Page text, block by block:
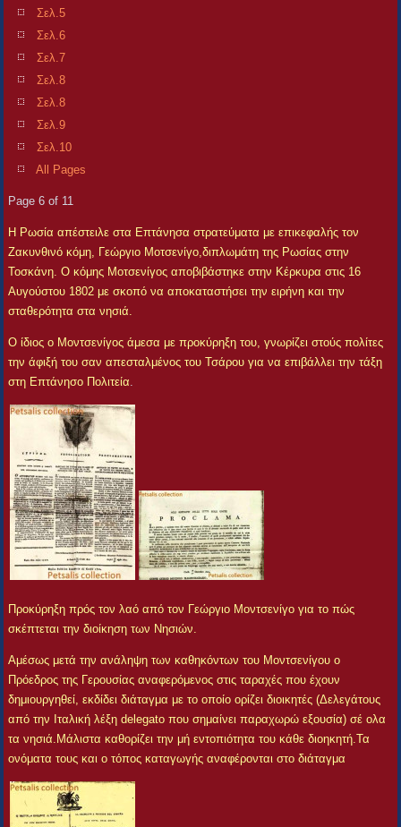
Σελ.5
Σελ.6
Σελ.7
Σελ.8
Σελ.8
Σελ.9
Σελ.10
All Pages
Page 6 of 11
Η Ρωσία απέστειλε στα Επτάνησα στρατεύματα με επικεφαλής τον
Ζακυνθινό κόμη, Γεώργιο Μοτσενίγο,διπλωμάτη της Ρωσίας στην
Τοσκάνη. Ο κόμης Μοτσενίγος αποβιβάστηκε στην Κέρκυρα στις 16
Αυγούστου 1802 με σκοπό να αποκαταστήσει την ειρήνη και την
σταθερότητα στα νησιά.
Ο ίδιος ο Μοντσενίγος άμεσα με προκύρηξη του, γνωρίζει στούς πολίτες
την άφιξή του σαν απεσταλμένος του Τσάρου για να επιβάλλει την τάξη
στη Επτάνησο Πολιτεία.
Προκύρηξη πρός τον λαό από τον Γεώργιο Μοντσενίγο για το πώς
σκέπτεται την διοίκηση των Νησιών.
Αμέσως μετά την ανάληψη των καθηκόντων του Μοντσενίγου ο
Πρόεδρος της Γερουσίας αναφερόμενος στις ταραχές που έχουν
δημιουργηθεί, εκδίδει διάταγμα με το οποίο ορίζει διοικητές (Δελεγάτους
από την Ιταλική λέξη delegato που σημαίνει παραχωρώ εξουσία) σέ ολα
τα νησιά.Μάλιστα καθορίζει την μή εντοπιότητα του κάθε διοηκητή.Τα
ονόματα τους και ο τόπος καταγωγής αναφέρονται στο διάταγμα